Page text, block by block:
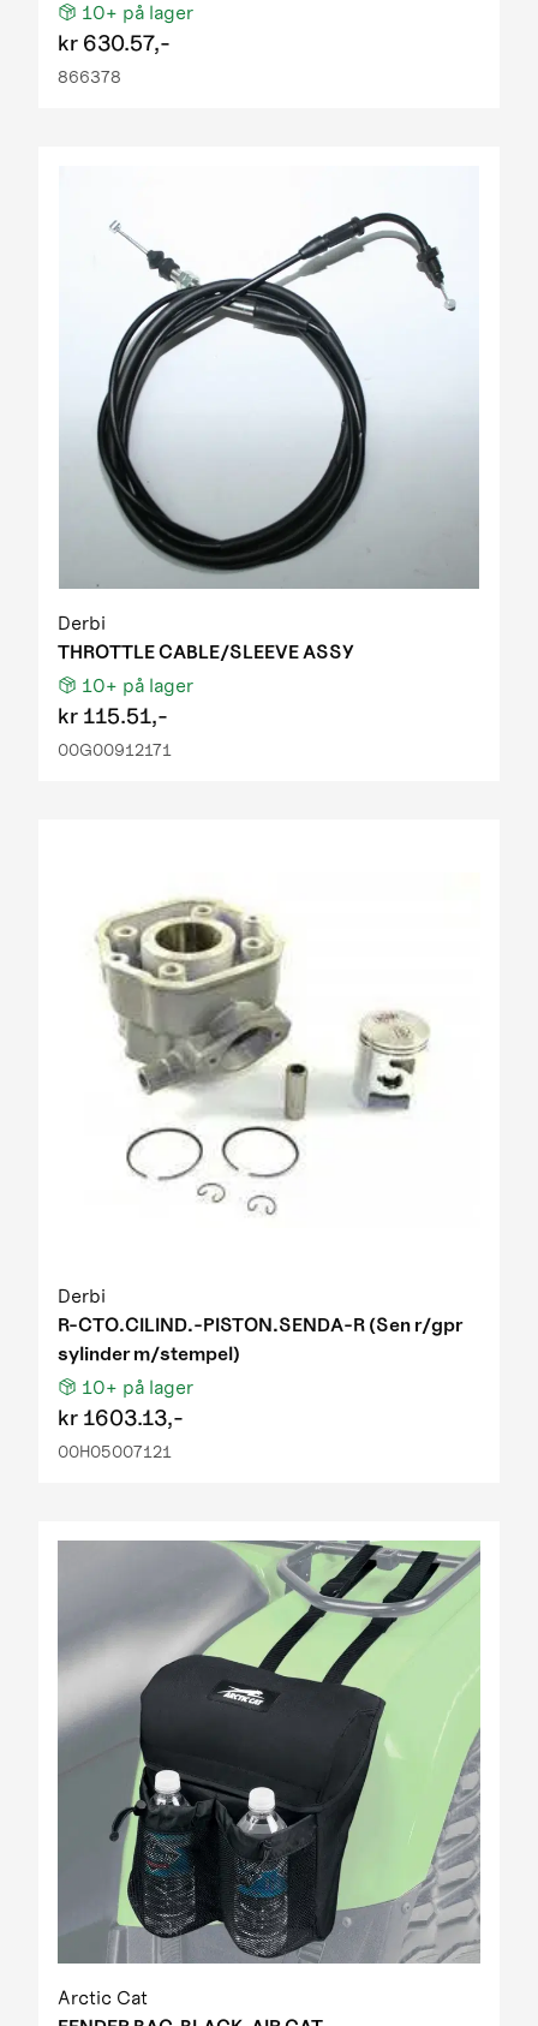
10+ på lager
kr 630.57,-
866378
Derbi
THROTTLE CABLE/SLEEVE ASSY
10+ på lager
kr 115.51,-
00G00912171
Derbi
R-CTO.CILIND.-PISTON.SENDA-R (Sen r/gpr
sylinder m/stempel)
10+ på lager
kr 1603.13,-
00H05007121
Arctic Cat